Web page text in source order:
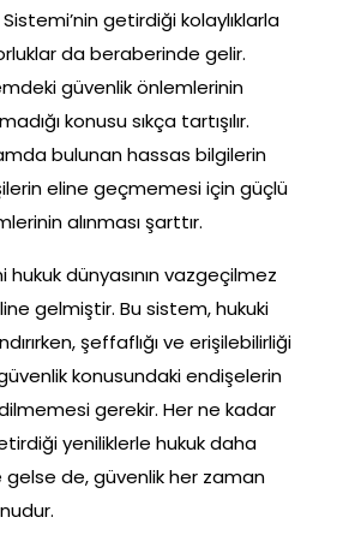
getirdiği kolaylıklarla
da beraberinde gelir.
güvenlik önlemlerinin
konusu sıkça tartışılır.
bulunan hassas bilgilerin
eline geçmemesi için güçlü
alınması şarttır.
hukuk dünyasının vazgeçilmez
gelmiştir. Bu sistem, hukuki
şeffaflığı ve erişilebilirliği
güvenlik konusundaki endişelerin
gerekir. Her ne kadar
yeniliklerle hukuk daha
gelse de, güvenlik her zaman